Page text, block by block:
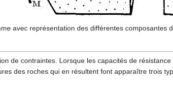
avec représentation des différentes composantes
de contraintes. Lorsque les capacités de
des roches qui en résultent font apparaître trois